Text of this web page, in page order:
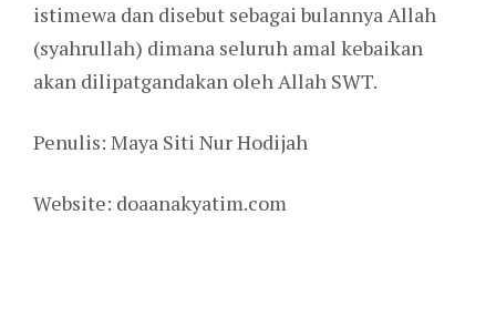
istimewa dan disebut sebagai bulannya Allah
(syahrullah) dimana seluruh amal kebaikan
akan dilipatgandakan oleh Allah SWT.
Penulis: Maya Siti Nur Hodijah
Website: doaanakyatim.com